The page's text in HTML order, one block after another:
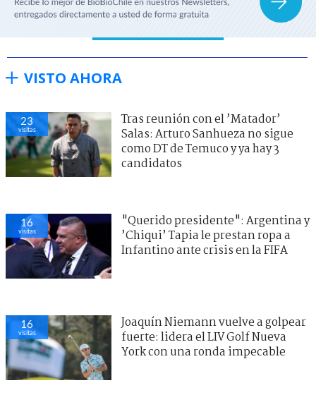
VISTO AHORA
23
visitas
Tras reunión con el ’Matador’
Salas: Arturo Sanhueza no sigue
como DT de Temuco y ya hay 3
candidatos
16
visitas
"Querido presidente": Argentina y
’Chiqui’ Tapia le prestan ropa a
Infantino ante crisis en la FIFA
16
visitas
Joaquín Niemann vuelve a golpear
fuerte: lidera el LIV Golf Nueva
York con una ronda impecable